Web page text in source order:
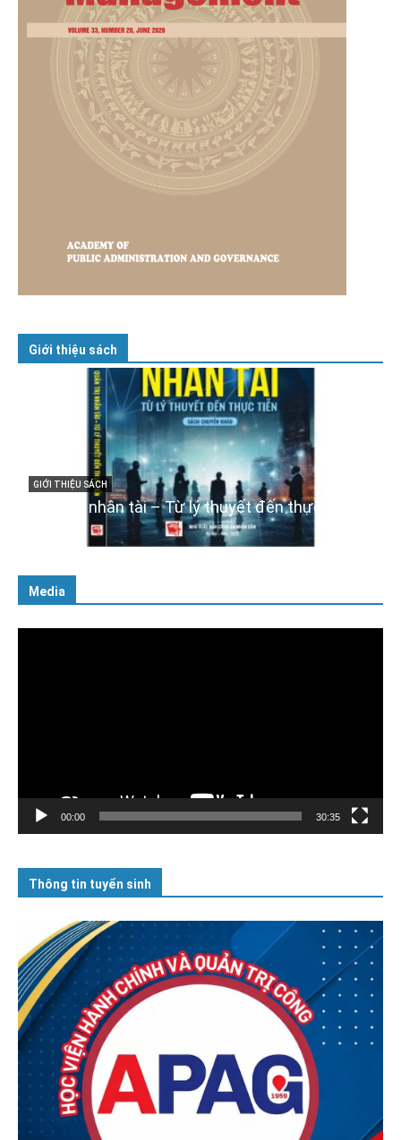
Giới thiệu sách
GIỚI THIỆU SÁCH
Cuốn sách “Tuyệt đối trung thành với Tổ quốc,
với Đảng, Nhà nước và Nhân dân – Sáng ngời
tư cách người Công an cách mạng”
Media
00:00 30:35
Thông tin tuyển sinh